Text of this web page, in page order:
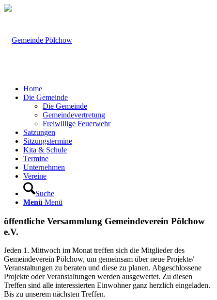
Home
Die Gemeinde
Die Gemeinde
Gemeindevertretung
Freiwillige Feuerwehr
Satzungen
Sitzungstermine
Kita & Schule
Termine
Unternehmen
Vereine
Suche
Menü Menü
öffentliche Versammlung Gemeindeverein Pölchow
e.V.
Jeden 1. Mittwoch im Monat treffen sich die Mitglieder des
Gemeindeverein Pölchow, um gemeinsam über neue Projekte/
Veranstaltungen zu beraten und diese zu planen. Abgeschlossene
Projekte oder Veranstaltungen werden ausgewertet. Zu diesen
Treffen sind alle interessierten Einwohner ganz herzlich eingeladen.
Bis zu unserem nächsten Treffen.